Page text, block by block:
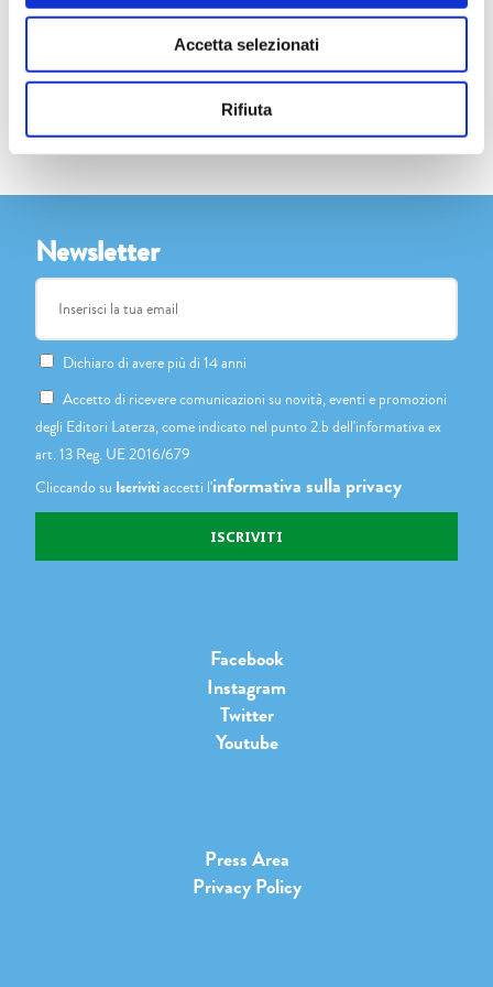
Accetta selezionati
Rifiuta
interconnesse nella grande rete della foresta, davanti a noi si dischiudono
nuove visioni ispirate alla catena delle interrelazioni e al linguaggio con cui il
resto del mondo parla e ci parla.
Newsletter
Dichiaro di avere più di 14 anni
Accetto di ricevere comunicazioni su novità, eventi e promozioni
degli Editori Laterza, come indicato nel punto 2.b dell'informativa ex
art. 13 Reg. UE 2016/679
Cliccando su Iscrivitiaccetti l'informativa sulla privacy
Facebook
Instagram
Twitter
Youtube
Press Area
Privacy Policy